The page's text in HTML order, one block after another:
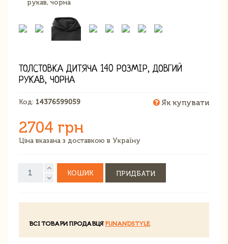
ТОЛСТОВКА ДИТЯЧА 140 РОЗМІР, ДОВГИЙ
РУКАВ, ЧОРНА
Код: 14376599059 Як купувати
2704 грн
Ціна вказана з доставкою в Україну
КОШИК ПРИДБАТИ
ВСІ ТОВАРИ ПРОДАВЦЯ FUNANDSTYLE